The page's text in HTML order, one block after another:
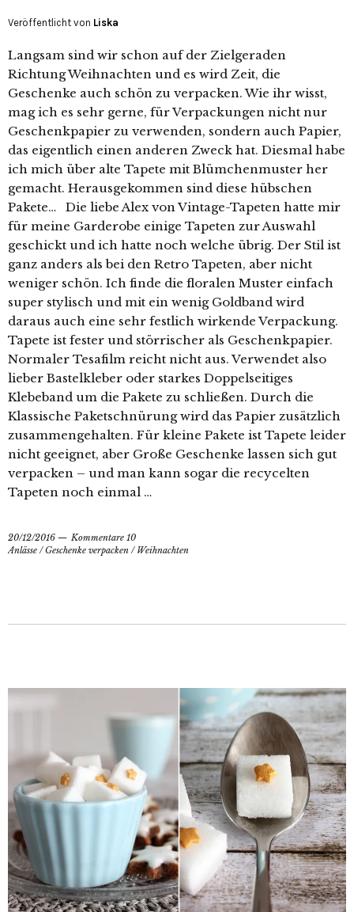
Veröffentlicht von Liska
Langsam sind wir schon auf der Zielgeraden
Richtung Weihnachten und es wird Zeit, die
Geschenke auch schön zu verpacken. Wie ihr wisst,
mag ich es sehr gerne, für Verpackungen nicht nur
Geschenkpapier zu verwenden, sondern auch Papier,
das eigentlich einen anderen Zweck hat. Diesmal habe
ich mich über alte Tapete mit Blümchenmuster her
gemacht. Herausgekommen sind diese hübschen
Pakete… Die liebe Alex von Vintage-Tapeten hatte mir
für meine Garderobe einige Tapeten zur Auswahl
geschickt und ich hatte noch welche übrig. Der Stil ist
ganz anders als bei den Retro Tapeten, aber nicht
weniger schön. Ich finde die floralen Muster einfach
super stylisch und mit ein wenig Goldband wird
daraus auch eine sehr festlich wirkende Verpackung.
Tapete ist fester und störrischer als Geschenkpapier.
Normaler Tesafilm reicht nicht aus. Verwendet also
lieber Bastelkleber oder starkes Doppelseitiges
Klebeband um die Pakete zu schließen. Durch die
Klassische Paketschnürung wird das Papier zusätzlich
zusammengehalten. Für kleine Pakete ist Tapete leider
nicht geeignet, aber Große Geschenke lassen sich gut
verpacken – und man kann sogar die recycelten
Tapeten noch einmal …
20/12/2016
Kommentare 10
Anlässe /Geschenke verpacken / Weihnachten